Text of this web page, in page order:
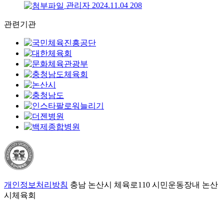
관리자 2024.11.04 208
관련기관
개인정보처리방침 충남 논산시 체육로110 시민운동장내 논산
시체육회